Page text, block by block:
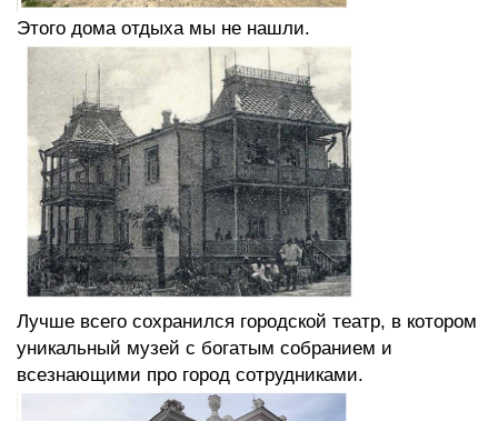
Этого дома отдыха мы не нашли.
Лучше всего сохранился городской театр, в котором
уникальный музей с богатым собранием и
всезнающими про город сотрудниками.